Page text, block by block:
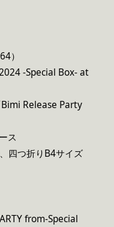
）
-Special Box- at
Release Party
ス
四つ折りB4サイズ
from-Special